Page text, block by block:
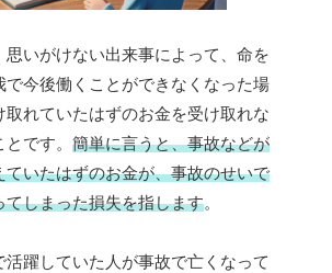
思いがけない出来事によって、命を
で今後働くことができなくなった場
取れていたはずのお金を受け取れな
です。 簡単に言うと、事故などが
ていたはずのお金が、事故のせいで
てしまった損失を指します。
活躍していた人が事故で亡くなって